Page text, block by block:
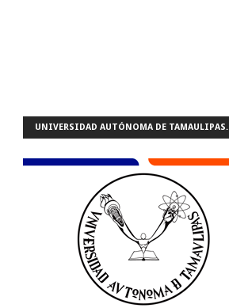
UNIVERSIDAD AUTÓNOMA DE TAMAULIPAS.